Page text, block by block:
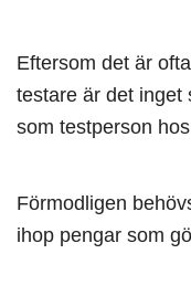
Eftersom det är
testare är det inget
som testperson
Förmodligen
ihop pengar som